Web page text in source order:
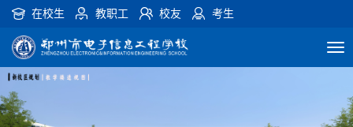
在校生 教职工 校友 考生